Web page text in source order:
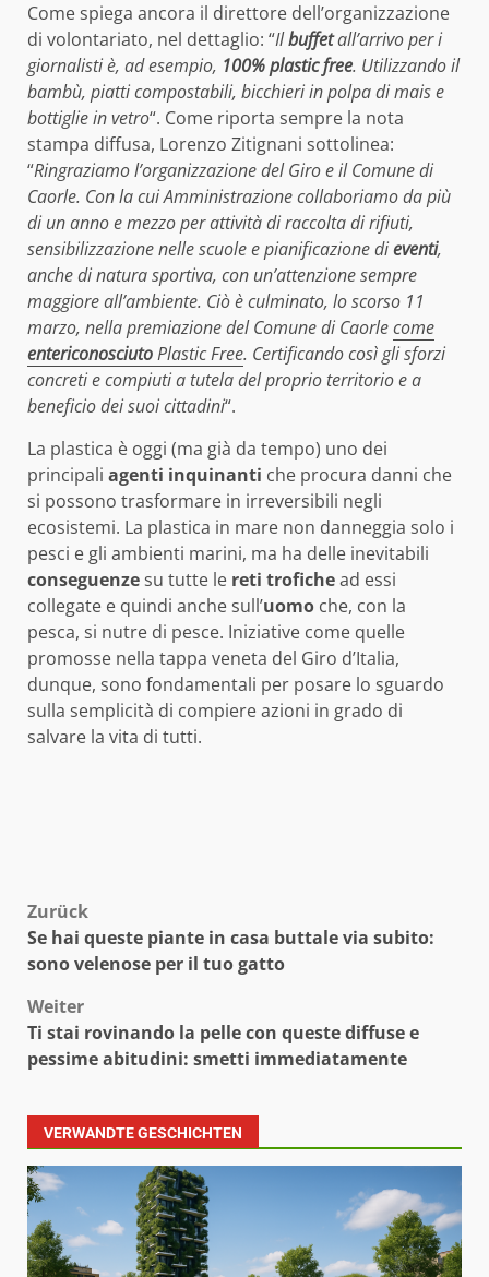
Come spiega ancora il direttore dell’organizzazione
di volontariato, nel dettaglio: “Ilbuffetall’arrivo per i
giornalisti è, ad esempio, 100% plastic free. Utilizzando il
bambù, piatti compostabili, bicchieri in polpa di mais e
bottiglie in vetro“. Come riporta sempre la nota
stampa diffusa, Lorenzo Zitignani sottolinea:
“Ringraziamo l’organizzazione del Giro e il Comune di
Caorle. Con la cui Amministrazione collaboriamo da più
di un anno e mezzo per attività di raccolta di rifiuti,
sensibilizzazione nelle scuole e pianificazione dieventi,
anche di natura sportiva, con un’attenzione sempre
maggiore all’ambiente. Ciò è culminato, lo scorso 11
marzo, nella premiazione del Comune di Caorlecome
entericonosciutoPlastic Free. Certificando così gli sforzi
concreti e compiuti a tutela del proprio territorio e a
beneficio dei suoi cittadini“.
La plastica è oggi (ma già da tempo) uno dei
principali agenti inquinanti che procura danni che
si possono trasformare in irreversibili negli
ecosistemi. La plastica in mare non danneggia solo i
pesci e gli ambienti marini, ma ha delle inevitabili
conseguenzesu tutte le reti trofichead essi
collegate e quindi anche sull’uomo che, con la
pesca, si nutre di pesce. Iniziative come quelle
promosse nella tappa veneta del Giro d’Italia,
dunque, sono fondamentali per posare lo sguardo
sulla semplicità di compiere azioni in grado di
salvare la vita di tutti.
Beitragsnavigation
Zurück
Se hai queste piante in casa buttale via subito:
sono velenose per il tuo gatto
Weiter
Ti stai rovinando la pelle con queste diffuse e
pessime abitudini: smetti immediatamente
VERWANDTE GESCHICHTEN